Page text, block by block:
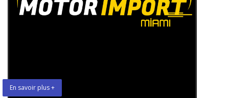
En savoir plus +